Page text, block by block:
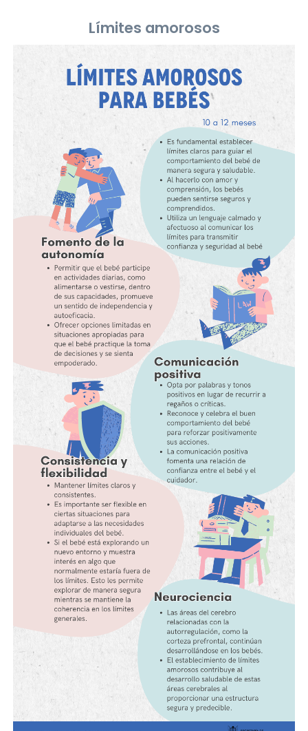
Límites amorosos